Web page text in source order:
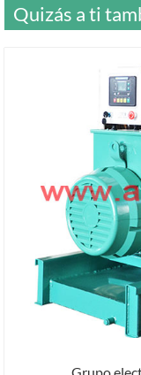
Quizás a ti
Grupo